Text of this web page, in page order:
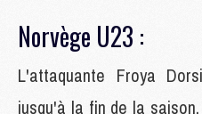
Norvège U23 :
L'attaquante Froya
jusqu'à la fin de la